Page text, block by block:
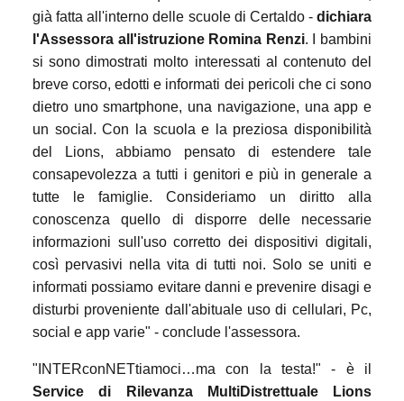
già fatta all'interno delle scuole di Certaldo - dichiara
l'Assessora all'istruzione Romina Renzi. I bambini
si sono dimostrati molto interessati al contenuto del
breve corso, edotti e informati dei pericoli che ci sono
dietro uno smartphone, una navigazione, una app e
un social. Con la scuola e la preziosa disponibilità
del Lions, abbiamo pensato di estendere tale
consapevolezza a tutti i genitori e più in generale a
tutte le famiglie. Consideriamo un diritto alla
conoscenza quello di disporre delle necessarie
informazioni sull'uso corretto dei dispositivi digitali,
così pervasivi nella vita di tutti noi. Solo se uniti e
informati possiamo evitare danni e prevenire disagi e
disturbi proveniente dall'abituale uso di cellulari, Pc,
social e app varie" - conclude l'assessora.
"INTERconNETtiamoci…ma con la testa!" - è il
Service di Rilevanza MultiDistrettuale Lions